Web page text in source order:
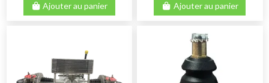
Ajouter au panier Ajouter au panier